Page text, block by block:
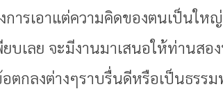
งการเอาแต่ความคิดของตนเป็นใ
บเลย จะมีงานมาเสนอให้ท่านสอ
ข้อตกลงต่างๆราบรื่นดีหรือเป็นธร